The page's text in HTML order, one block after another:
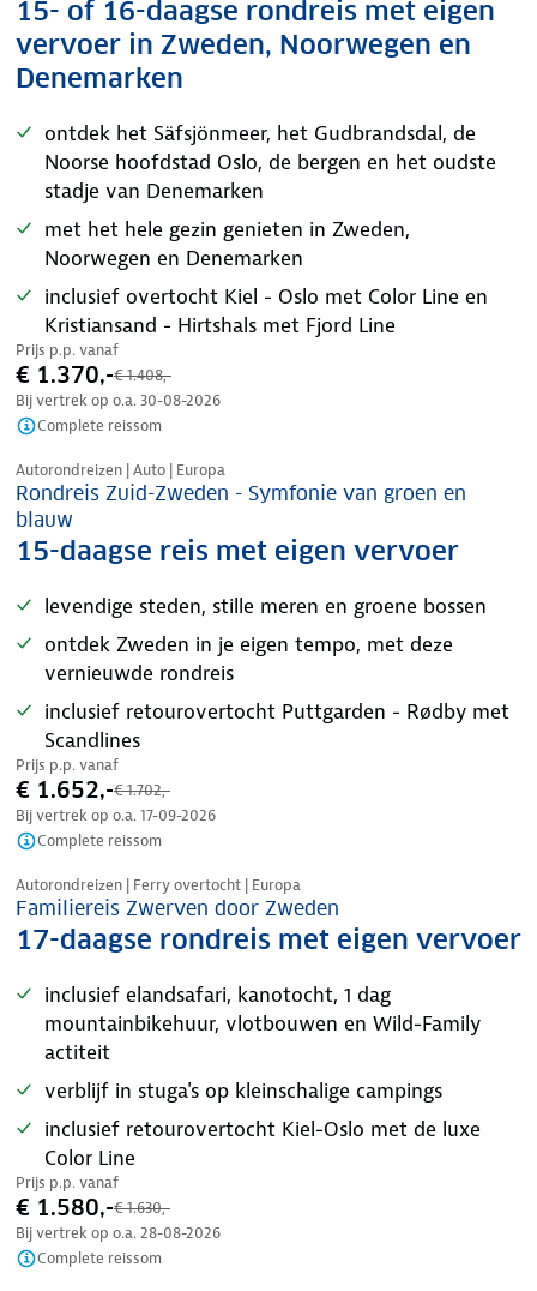
15- of 16-daagse rondreis met eigen
vervoer in Zweden, Noorwegen en
Denemarken
ontdek het Säfsjönmeer, het Gudbrandsdal, de
Noorse hoofdstad Oslo, de bergen en het oudste
stadje van Denemarken
met het hele gezin genieten in Zweden,
Noorwegen en Denemarken
inclusief overtocht Kiel - Oslo met Color Line en
Kristiansand - Hirtshals met Fjord Line
Prijs p.p. vanaf
€ 1.370,-€ 1.408,-
Bij vertrek op o.a. 30-08-2026
Complete reissom
Nazomer korting
Autorondreizen | Auto | Europa
Rondreis Zuid-Zweden - Symfonie van groen en
blauw
15-daagse reis met eigen vervoer
levendige steden, stille meren en groene bossen
ontdek Zweden in je eigen tempo, met deze
vernieuwde rondreis
inclusief retourovertocht Puttgarden - Rødby met
Scandlines
Prijs p.p. vanaf
€ 1.652,-€ 1.702,-
Bij vertrek op o.a. 17-09-2026
Complete reissom
Nazomer korting
Autorondreizen | Ferry overtocht | Europa
Familiereis Zwerven door Zweden
17-daagse rondreis met eigen vervoer
inclusief elandsafari, kanotocht, 1 dag
mountainbikehuur, vlotbouwen en Wild-Family
actiteit
verblijf in stuga's op kleinschalige campings
inclusief retourovertocht Kiel-Oslo met de luxe
Color Line
Prijs p.p. vanaf
€ 1.580,-€ 1.630,-
Bij vertrek op o.a. 28-08-2026
Complete reissom
Nazomer korting